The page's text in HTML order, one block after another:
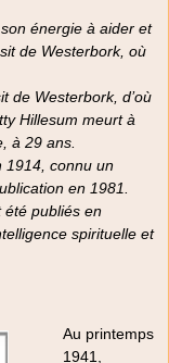
énergie à aider et
de Westerbork, où
de Westerbork, d’où
Hillesum meurt à
à 29 ans.
1914, connu un
en 1981.
été publiés en
spirituelle et
Au printemps
1941,